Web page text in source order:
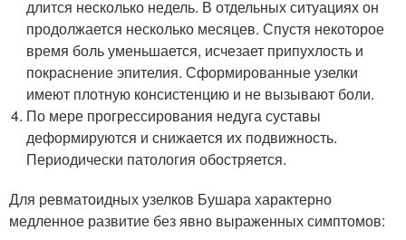
длится несколько недель. В отдельных ситуациях он
продолжается несколько месяцев. Спустя некоторое
время боль уменьшается, исчезает припухлость и
покраснение эпителия. Сформированные узелки
имеют плотную консистенцию и не вызывают боли.
По мере прогрессирования недуга суставы
деформируются и снижается их подвижность.
Периодически патология обостряется.
Для ревматоидных узелков Бушара характерно
медленное развитие без явно выраженных симптомов: